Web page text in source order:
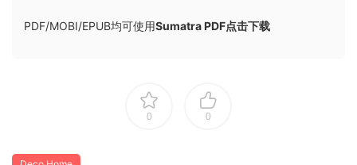
PDF/MOBI/EPUB均可使用Sumatra PDF点击下载
0 0